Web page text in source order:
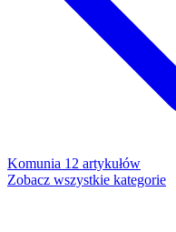
Komunia 12 artykułów
Zobacz wszystkie kategorie